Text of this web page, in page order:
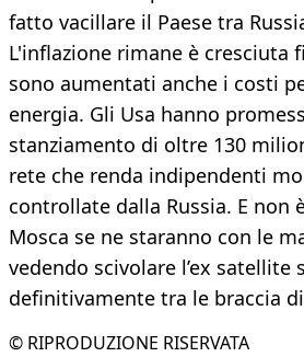
fatto vacillare il Paese tra
L'inflazione rimane è cresciuta
sono aumentati anche i costi
energia. Gli Usa hanno
stanziamento di oltre 130
rete che renda indipendenti
controllate dalla Russia. E non
Mosca se ne staranno con le
vedendo scivolare l’ex satellite
definitivamente tra le braccia
© RIPRODUZIONE RISERVATA